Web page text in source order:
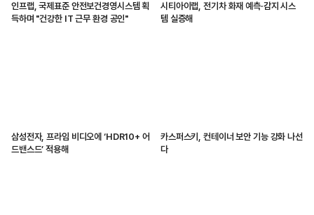
인프랩, 국제표준 안전보건경영시스템 획
득하며 "건강한 IT 근무 환경 공인"
시티아이랩, 전기차 화재 예측·감지 시스
템 실증해
삼성전자, 프라임 비디오에 ‘HDR10+ 어
드밴스드’ 적용해
카스퍼스키, 컨테이너 보안 기능 강화 나선
다